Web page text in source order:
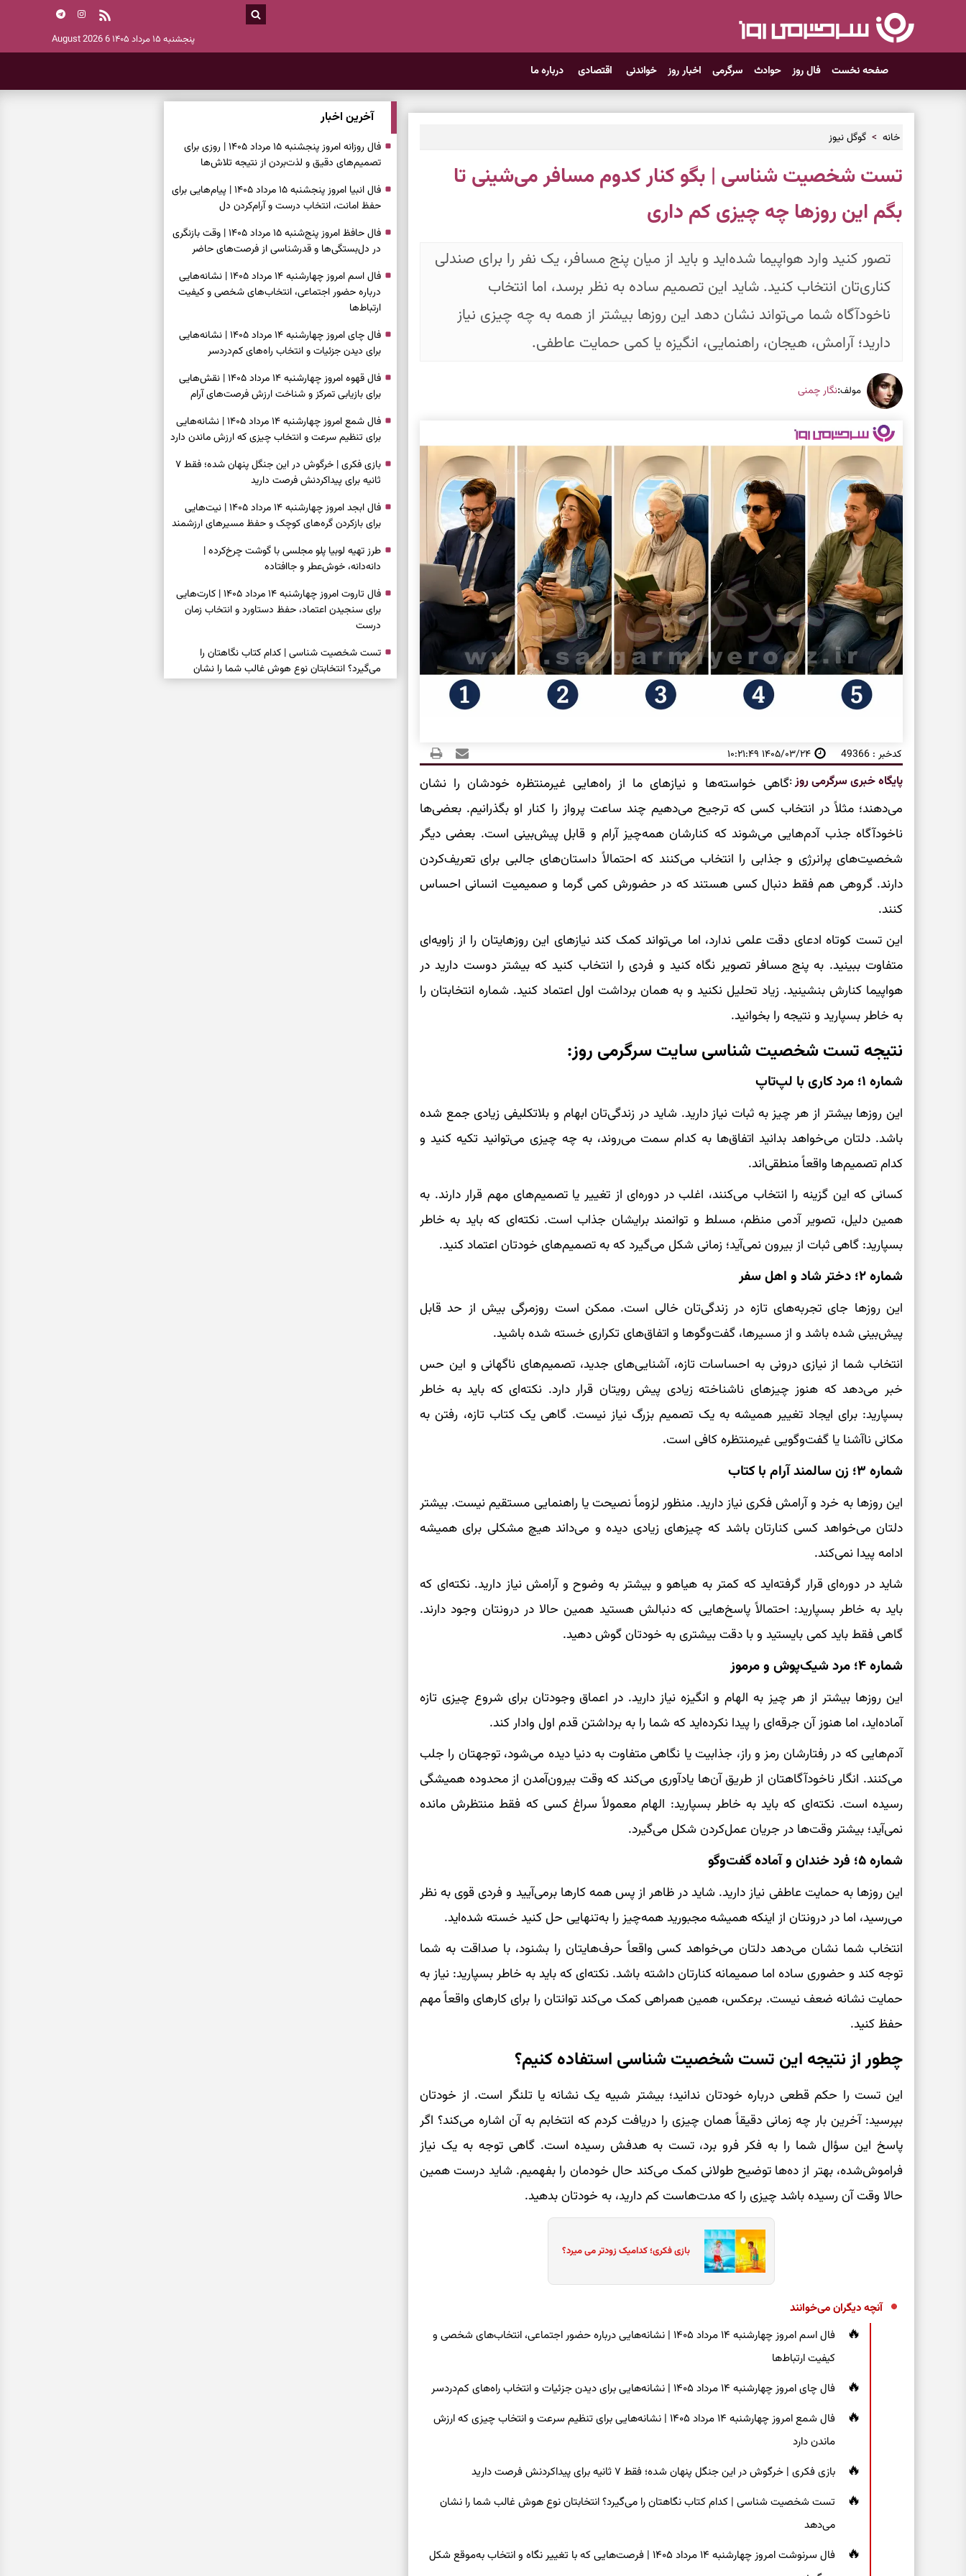
پنجشنبه ۱۵ مرداد ۱۴۰۵ 6 August 2026
صفحه نخست فال روز حوادث سرگرمی اخبار روز خواندنی اقتصادی درباره ما
خانه گوگل نیوز
تست شخصیت شناسی | بگو کنار کدوم مسافر می‌شینی تا
بگم این روزها چه چیزی کم داری
تصور کنید وارد هواپیما شده‌اید و باید از میان پنج مسافر، یک نفر را برای صندلی
کناری‌تان انتخاب کنید. شاید این تصمیم ساده به نظر برسد، اما انتخاب
ناخودآگاه شما می‌تواند نشان دهد این روزها بیشتر از همه به چه چیزی نیاز
دارید؛ آرامش، هیجان، راهنمایی، انگیزه یا کمی حمایت عاطفی.
مولف:نگار چمنی
کدخبر : 49366 ۱۴۰۵/۰۳/۲۴ ۱۰:۲۱:۴۹
پایگاه خبری سرگرمی روز:گاهی خواسته‌ها و نیازهای ما از راه‌هایی غیرمنتظره خودشان را نشان
می‌دهند؛ مثلاً در انتخاب کسی که ترجیح می‌دهیم چند ساعت پرواز را کنار او بگذرانیم. بعضی‌ها
ناخودآگاه جذب آدم‌هایی می‌شوند که کنارشان همه‌چیز آرام و قابل پیش‌بینی است. بعضی دیگر
شخصیت‌های پرانرژی و جذابی را انتخاب می‌کنند که احتمالاً داستان‌های جالبی برای تعریف‌کردن
دارند. گروهی هم فقط دنبال کسی هستند که در حضورش کمی گرما و صمیمیت انسانی احساس
کنند.
این تست کوتاه ادعای دقت علمی ندارد، اما می‌تواند کمک کند نیازهای این روزهایتان را از زاویه‌ای
متفاوت ببینید. به پنج مسافر تصویر نگاه کنید و فردی را انتخاب کنید که بیشتر دوست دارید در
هواپیما کنارش بنشینید. زیاد تحلیل نکنید و به همان برداشت اول اعتماد کنید. شماره انتخابتان را
به خاطر بسپارید و نتیجه را بخوانید.
نتیجه تست شخصیت شناسی سایت سرگرمی روز:
شماره ۱؛ مرد کاری با لپ‌تاپ
این روزها بیشتر از هر چیز به ثبات نیاز دارید. شاید در زندگی‌تان ابهام و بلاتکلیفی زیادی جمع شده
باشد. دلتان می‌خواهد بدانید اتفاق‌ها به کدام سمت می‌روند، به چه چیزی می‌توانید تکیه کنید و
کدام تصمیم‌ها واقعاً منطقی‌اند.
کسانی که این گزینه را انتخاب می‌کنند، اغلب در دوره‌ای از تغییر یا تصمیم‌های مهم قرار دارند. به
همین دلیل، تصویر آدمی منظم، مسلط و توانمند برایشان جذاب است. نکته‌ای که باید به خاطر
بسپارید: گاهی ثبات از بیرون نمی‌آید؛ زمانی شکل می‌گیرد که به تصمیم‌های خودتان اعتماد کنید.
شماره ۲؛ دختر شاد و اهل سفر
این روزها جای تجربه‌های تازه در زندگی‌تان خالی است. ممکن است روزمرگی بیش از حد قابل
پیش‌بینی شده باشد و از مسیرها، گفت‌وگوها و اتفاق‌های تکراری خسته شده باشید.
انتخاب شما از نیازی درونی به احساسات تازه، آشنایی‌های جدید، تصمیم‌های ناگهانی و این حس
خبر می‌دهد که هنوز چیزهای ناشناخته زیادی پیش رویتان قرار دارد. نکته‌ای که باید به خاطر
بسپارید: برای ایجاد تغییر همیشه به یک تصمیم بزرگ نیاز نیست. گاهی یک کتاب تازه، رفتن به
مکانی ناآشنا یا گفت‌وگویی غیرمنتظره کافی است.
شماره ۳؛ زن سالمند آرام با کتاب
این روزها به خرد و آرامش فکری نیاز دارید. منظور لزوماً نصیحت یا راهنمایی مستقیم نیست. بیشتر
دلتان می‌خواهد کسی کنارتان باشد که چیزهای زیادی دیده و می‌داند هیچ مشکلی برای همیشه
ادامه پیدا نمی‌کند.
شاید در دوره‌ای قرار گرفته‌اید که کمتر به هیاهو و بیشتر به وضوح و آرامش نیاز دارید. نکته‌ای که
باید به خاطر بسپارید: احتمالاً پاسخ‌هایی که دنبالش هستید همین حالا در درونتان وجود دارند.
گاهی فقط باید کمی بایستید و با دقت بیشتری به خودتان گوش دهید.
شماره ۴؛ مرد شیک‌پوش و مرموز
این روزها بیشتر از هر چیز به الهام و انگیزه نیاز دارید. در اعماق وجودتان برای شروع چیزی تازه
آماده‌اید، اما هنوز آن جرقه‌ای را پیدا نکرده‌اید که شما را به برداشتن قدم اول وادار کند.
آدم‌هایی که در رفتارشان رمز و راز، جذابیت یا نگاهی متفاوت به دنیا دیده می‌شود، توجهتان را جلب
می‌کنند. انگار ناخودآگاهتان از طریق آن‌ها یادآوری می‌کند که وقت بیرون‌آمدن از محدوده همیشگی
رسیده است. نکته‌ای که باید به خاطر بسپارید: الهام معمولاً سراغ کسی که فقط منتظرش مانده
نمی‌آید؛ بیشتر وقت‌ها در جریان عمل‌کردن شکل می‌گیرد.
شماره ۵؛ فرد خندان و آماده گفت‌وگو
این روزها به حمایت عاطفی نیاز دارید. شاید در ظاهر از پس همه کارها برمی‌آیید و فردی قوی به نظر
می‌رسید، اما در درونتان از اینکه همیشه مجبورید همه‌چیز را به‌تنهایی حل کنید خسته شده‌اید.
انتخاب شما نشان می‌دهد دلتان می‌خواهد کسی واقعاً حرف‌هایتان را بشنود، با صداقت به شما
توجه کند و حضوری ساده اما صمیمانه کنارتان داشته باشد. نکته‌ای که باید به خاطر بسپارید: نیاز به
حمایت نشانه ضعف نیست. برعکس، همین همراهی کمک می‌کند توانتان را برای کارهای واقعاً مهم
حفظ کنید.
چطور از نتیجه این تست شخصیت شناسی استفاده کنیم؟
این تست را حکم قطعی درباره خودتان ندانید؛ بیشتر شبیه یک نشانه یا تلنگر است. از خودتان
بپرسید: آخرین بار چه زمانی دقیقاً همان چیزی را دریافت کردم که انتخابم به آن اشاره می‌کند؟ اگر
پاسخ این سؤال شما را به فکر فرو برد، تست به هدفش رسیده است. گاهی توجه به یک نیاز
فراموش‌شده، بهتر از ده‌ها توضیح طولانی کمک می‌کند حال خودمان را بفهمیم. شاید درست همین
حالا وقت آن رسیده باشد چیزی را که مدت‌هاست کم دارید، به خودتان بدهید.
بازی فکری؛ کدامیک زودتر می میرد؟
آنچه دیگران می‌خوانند
فال اسم امروز چهارشنبه ۱۴ مرداد ۱۴۰۵ | نشانه‌هایی درباره حضور اجتماعی، انتخاب‌های شخصی و
کیفیت ارتباط‌ها
فال چای امروز چهارشنبه ۱۴ مرداد ۱۴۰۵ | نشانه‌هایی برای دیدن جزئیات و انتخاب راه‌های کم‌دردسر
فال شمع امروز چهارشنبه ۱۴ مرداد ۱۴۰۵ | نشانه‌هایی برای تنظیم سرعت و انتخاب چیزی که ارزش
ماندن دارد
بازی فکری | خرگوش در این جنگل پنهان شده؛ فقط ۷ ثانیه برای پیداکردنش فرصت دارید
تست شخصیت شناسی | کدام کتاب نگاهتان را می‌گیرد؟ انتخابتان نوع هوش غالب شما را نشان
می‌دهد
فال سرنوشت امروز چهارشنبه ۱۴ مرداد ۱۴۰۵ | فرصت‌هایی که با تغییر نگاه و انتخاب به‌موقع شکل
آخرین اخبار
فال روزانه امروز پنجشنبه ۱۵ مرداد ۱۴۰۵ | روزی برای
تصمیم‌های دقیق و لذت‌بردن از نتیجه تلاش‌ها
فال انبیا امروز پنجشنبه ۱۵ مرداد ۱۴۰۵ | پیام‌هایی برای
حفظ امانت، انتخاب درست و آرام‌کردن دل
فال حافظ امروز پنج‌شنبه ۱۵ مرداد ۱۴۰۵ | وقت بازنگری
در دل‌بستگی‌ها و قدرشناسی از فرصت‌های حاضر
فال اسم امروز چهارشنبه ۱۴ مرداد ۱۴۰۵ | نشانه‌هایی
درباره حضور اجتماعی، انتخاب‌های شخصی و کیفیت
ارتباط‌ها
فال چای امروز چهارشنبه ۱۴ مرداد ۱۴۰۵ | نشانه‌هایی
برای دیدن جزئیات و انتخاب راه‌های کم‌دردسر
فال قهوه امروز چهارشنبه ۱۴ مرداد ۱۴۰۵ | نقش‌هایی
برای بازیابی تمرکز و شناخت ارزش فرصت‌های آرام
فال شمع امروز چهارشنبه ۱۴ مرداد ۱۴۰۵ | نشانه‌هایی
برای تنظیم سرعت و انتخاب چیزی که ارزش ماندن دارد
بازی فکری | خرگوش در این جنگل پنهان شده؛ فقط ۷
ثانیه برای پیداکردنش فرصت دارید
فال ابجد امروز چهارشنبه ۱۴ مرداد ۱۴۰۵ | نیت‌هایی
برای بازکردن گره‌های کوچک و حفظ مسیرهای ارزشمند
طرز تهیه لوبیا پلو مجلسی با گوشت چرخ‌کرده |
دانه‌دانه، خوش‌عطر و جاافتاده
فال تاروت امروز چهارشنبه ۱۴ مرداد ۱۴۰۵ | کارت‌هایی
برای سنجیدن اعتماد، حفظ دستاورد و انتخاب زمان
درست
تست شخصیت شناسی | کدام کتاب نگاهتان را
می‌گیرد؟ انتخابتان نوع هوش غالب شما را نشان
می‌دهد